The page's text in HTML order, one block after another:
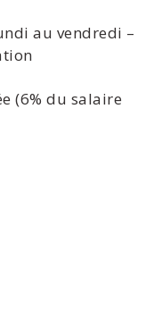
au vendredi –
(6% du salaire